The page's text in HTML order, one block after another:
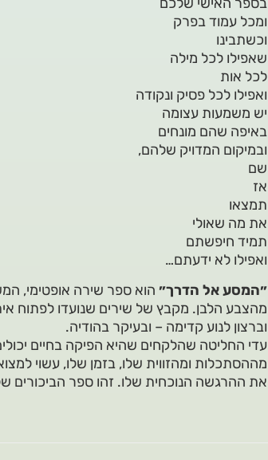
ומכל עמוד בפרק
וכשתבינו
שאפילו לכל מילה
לכל אות
ואפילו לכל פסיק ונקודה
יש משמעות עצומה
באיפה שהם מונחים
ובמיקום המדויק שלהם,
שם
אז
תמצאו
את מה שאולי
תמיד חיפשתם
ואפילו לא ידעתם…
״המסע אל הדרך״ הוא ספר שירה אופטימי,
מהצבע הלבן. מקבץ של שירים שנועדו לפתוח
וברצון לנוע קדימה – ובעיקר בהודיה.
עדי החליטה שהלקחים שהיא הפיקה בחיים
מההסתכלות ומהזווית שלו, בזמן שלו, עשוי
את ההרגשה הנוכחית שלו. זהו ספר הביכורים